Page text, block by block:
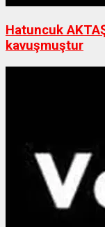
Hatuncuk
kavuşmuştur